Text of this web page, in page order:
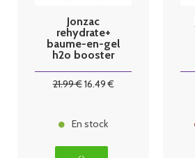
Jonzac
rehydrate+
baume-en-gel
h2o booster
21.99€16.49€
En stock